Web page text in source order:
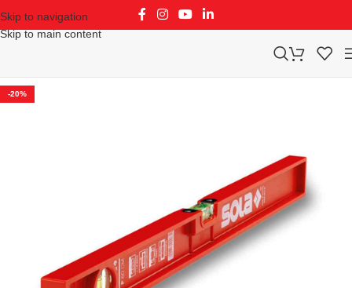
Skip to navigation
Skip to main content
-20%